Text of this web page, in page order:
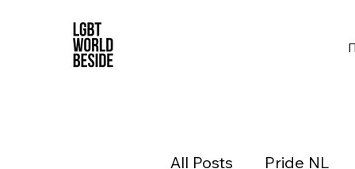
All Posts Pride NL